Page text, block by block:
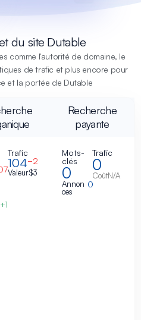
du site Dutable
comme l'autorité de domaine, le
de trafic et plus encore pour
et la portée de Dutable
+1
Trafic
104−2
Valeur$3
Recherche
payante
Mots-
clés
0
Annon
ces
0
Trafic
0
CoûtN/A